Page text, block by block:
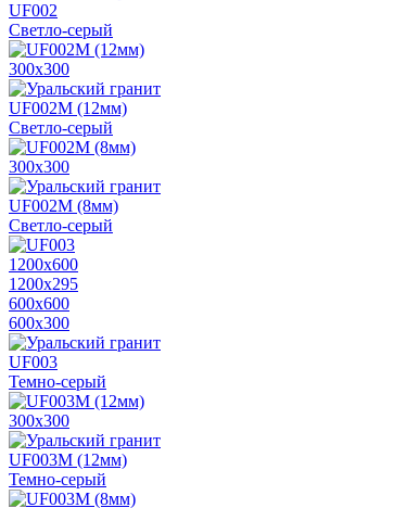
UF002
Светло-серый
300х300
UF002M (12мм)
Светло-серый
300х300
UF002M (8мм)
Светло-серый
1200х600
1200х295
600х600
600х300
UF003
Темно-серый
300х300
UF003M (12мм)
Темно-серый